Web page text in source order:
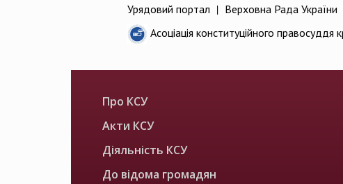
Урядовий портал | Верховна Рада України
Асоціація конституційного правосуддя
Про КСУ
Акти КСУ
Діяльність КСУ
До відома громадян